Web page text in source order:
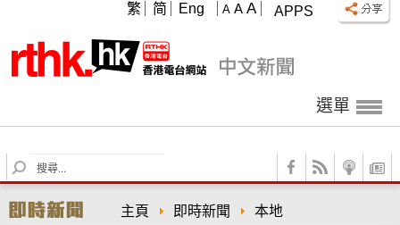
APPS
A A A
繁 简 Eng
選單
S
e
r
主頁 即時新聞 本地